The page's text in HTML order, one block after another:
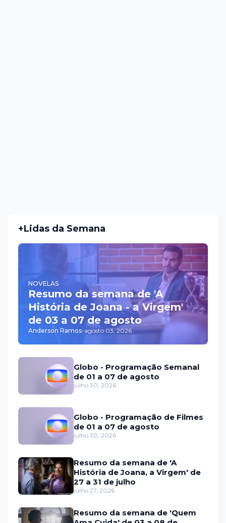
+Lidas da Semana
NOVELAS
Resumo da semana de 'A
História de Joana - a Virgem'
de 03 a 07 de agosto
Anderson Ramos-agosto 03, 2026
Globo - Programação Semanal
de 01 a 07 de agosto
julho 30, 2026
Globo - Programação de Filmes
de 01 a 07 de agosto
julho 30, 2026
Resumo da semana de 'A
História de Joana, a Virgem' de
27 a 31 de julho
julho 27, 2026
Resumo da semana de 'Quem